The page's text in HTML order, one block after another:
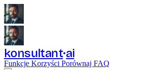
konsultant ai
Funkcje Korzyści Porównaj FAQ